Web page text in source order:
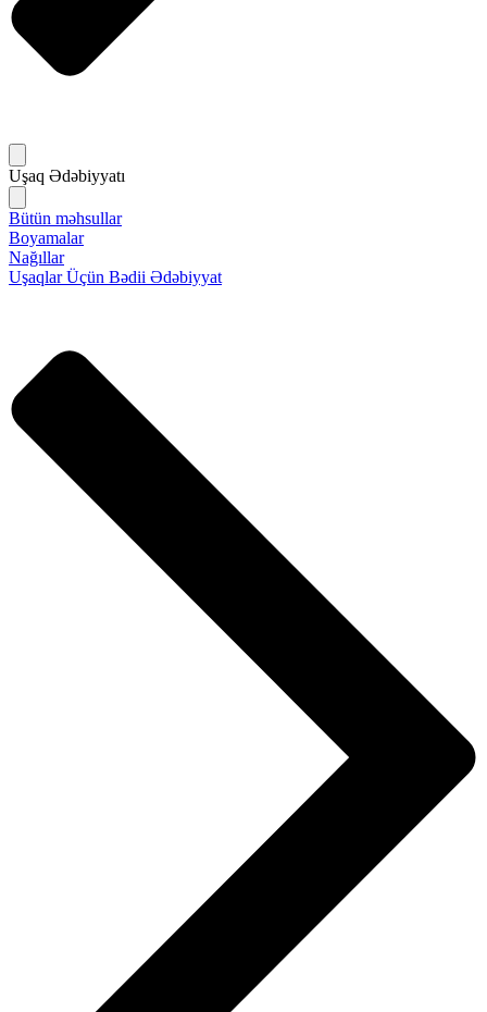
Uşaq Ədəbiyyatı
Bütün məhsullar
Boyamalar
Nağıllar
Uşaqlar Üçün Bədii Ədəbiyyat